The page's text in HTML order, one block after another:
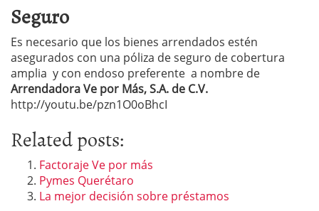
Seguro
Es necesario que los bienes arrendados estén
asegurados con una póliza de seguro de cobertura
amplia y con endoso preferente a nombre de
Arrendadora Ve por Más, S.A. de C.V.
http://youtu.be/pzn1O0oBhcI
Related posts:
Factoraje Ve por más
Pymes Querétaro
La mejor decisión sobre préstamos